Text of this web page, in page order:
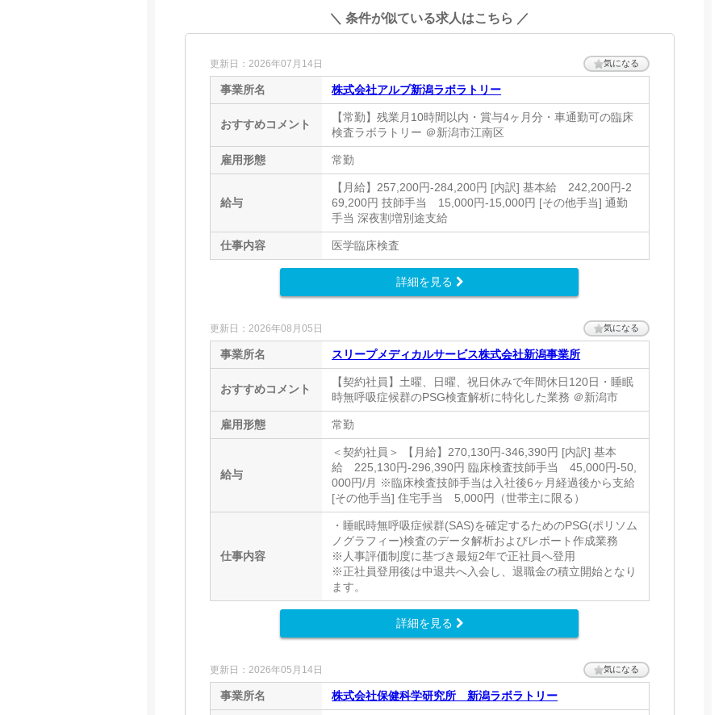
＼ 条件が似ている求人はこちら ／
更新日：2026年07月14日 気になる
事業所名 株式会社アルプ新潟ラボラトリー
おすすめコメント
【常勤】残業月10時間以内・賞与4ヶ月分・車通勤可の臨床
検査ラボラトリー ＠新潟市江南区
雇用形態 常勤
給与
【月給】257,200円-284,200円 [内訳] 基本給 242,200円-2
69,200円 技師手当 15,000円-15,000円 [その他手当] 通勤
手当 深夜割増別途支給
仕事内容 医学臨床検査
詳細を見る
更新日：2026年08月05日 気になる
事業所名 スリープメディカルサービス株式会社新潟事業所
おすすめコメント
【契約社員】土曜、日曜、祝日休みで年間休日120日・睡眠
時無呼吸症候群のPSG検査解析に特化した業務 ＠新潟市
雇用形態 常勤
給与
＜契約社員＞ 【月給】270,130円‐346,390円 [内訳] 基本
給 225,130円‐296,390円 臨床検査技師手当 45,000円-50,
000円/月 ※臨床検査技師手当は入社後6ヶ月経過後から支給
[その他手当] 住宅手当 5,000円（世帯主に限る）
仕事内容
・睡眠時無呼吸症候群(SAS)を確定するためのPSG(ポリソム
ノグラフィー)検査のデータ解析およびレポート作成業務
※人事評価制度に基づき最短2年で正社員へ登用
※正社員登用後は中退共へ入会し、退職金の積立開始となり
ます。
詳細を見る
更新日：2026年05月14日 気になる
事業所名 株式会社保健科学研究所 新潟ラボラトリー